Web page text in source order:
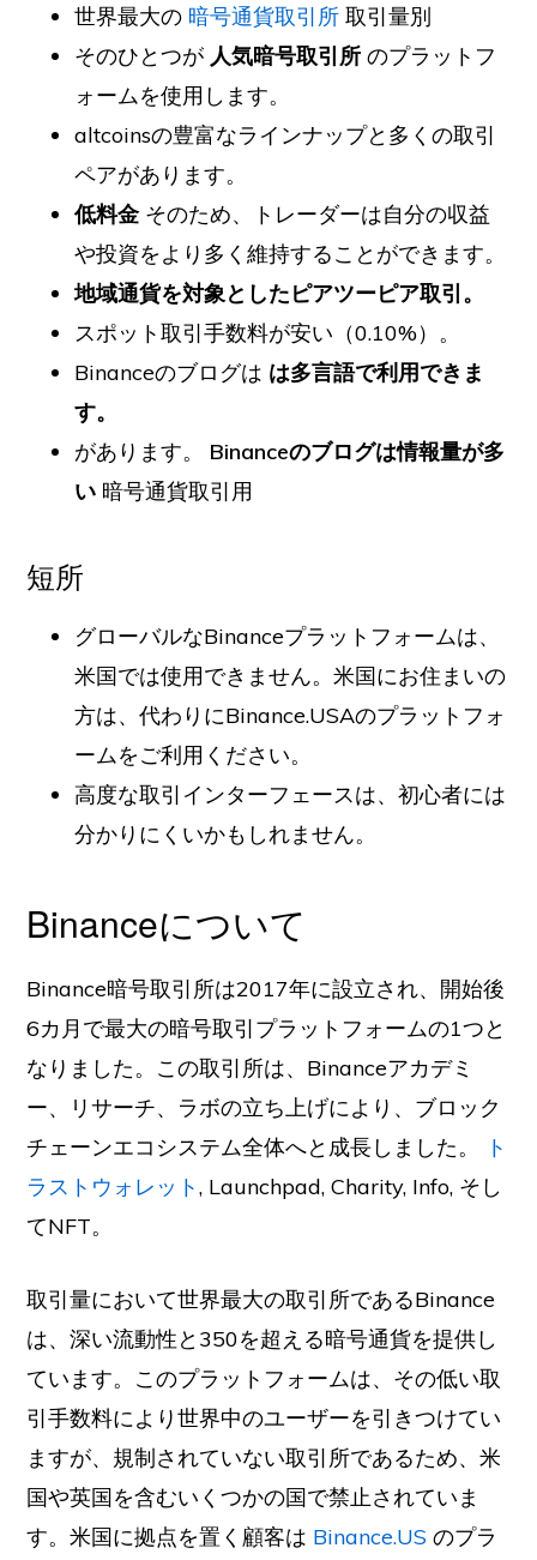
世界最大の 暗号通貨取引所 取引量別
そのひとつが 人気暗号取引所のプラットフ
ォームを使用します。
altcoinsの豊富なラインナップと多くの取引
ペアがあります。
低料金そのため、トレーダーは自分の収益
や投資をより多く維持することができます。
地域通貨を対象としたピアツーピア取引。
スポット取引手数料が安い（0.10%）。
Binanceのブログは は多言語で利用できま
す。
があります。 Binanceのブログは情報量が多
い 暗号通貨取引用
短所
グローバルなBinanceプラットフォームは、
米国では使用できません。米国にお住まいの
方は、代わりにBinance.USAのプラットフォ
ームをご利用ください。
高度な取引インターフェースは、初心者には
分かりにくいかもしれません。
Binanceについて
Binance暗号取引所は2017年に設立され、開始後
6カ月で最大の暗号取引プラットフォームの1つと
なりました。この取引所は、Binanceアカデミ
ー、リサーチ、ラボの立ち上げにより、ブロック
チェーンエコシステム全体へと成長しました。
ト
ラストウォレット, Launchpad, Charity, Info, そし
てNFT。
取引量において世界最大の取引所であるBinance
は、深い流動性と350を超える暗号通貨を提供し
ています。このプラットフォームは、その低い取
引手数料により世界中のユーザーを引きつけてい
ますが、規制されていない取引所であるため、米
国や英国を含むいくつかの国で禁止されていま
す。米国に拠点を置く顧客は Binance.US のプラ